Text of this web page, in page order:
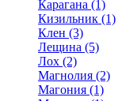
Карагана (1)
Кизильник (1)
Клен (3)
Лещина (5)
Лох (2)
Магнолия (2)
Магония (1)